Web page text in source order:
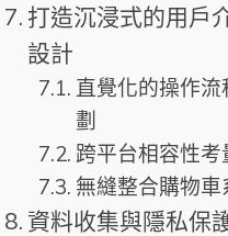
打造沉浸式的用戶
設計
直覺化的操作流
劃
跨平台相容性考
無縫整合購物車
資料收集與隱私保